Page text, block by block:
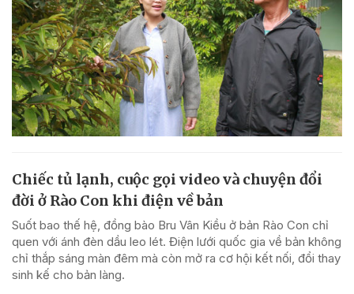
Chiếc tủ lạnh, cuộc gọi video và chuyện đổi
đời ở Rào Con khi điện về bản
Suốt bao thế hệ, đồng bào Bru Vân Kiều ở bản Rào Con chỉ
quen với ánh đèn dầu leo lét. Điện lưới quốc gia về bản không
chỉ thắp sáng màn đêm mà còn mở ra cơ hội kết nối, đổi thay
sinh kế cho bản làng.